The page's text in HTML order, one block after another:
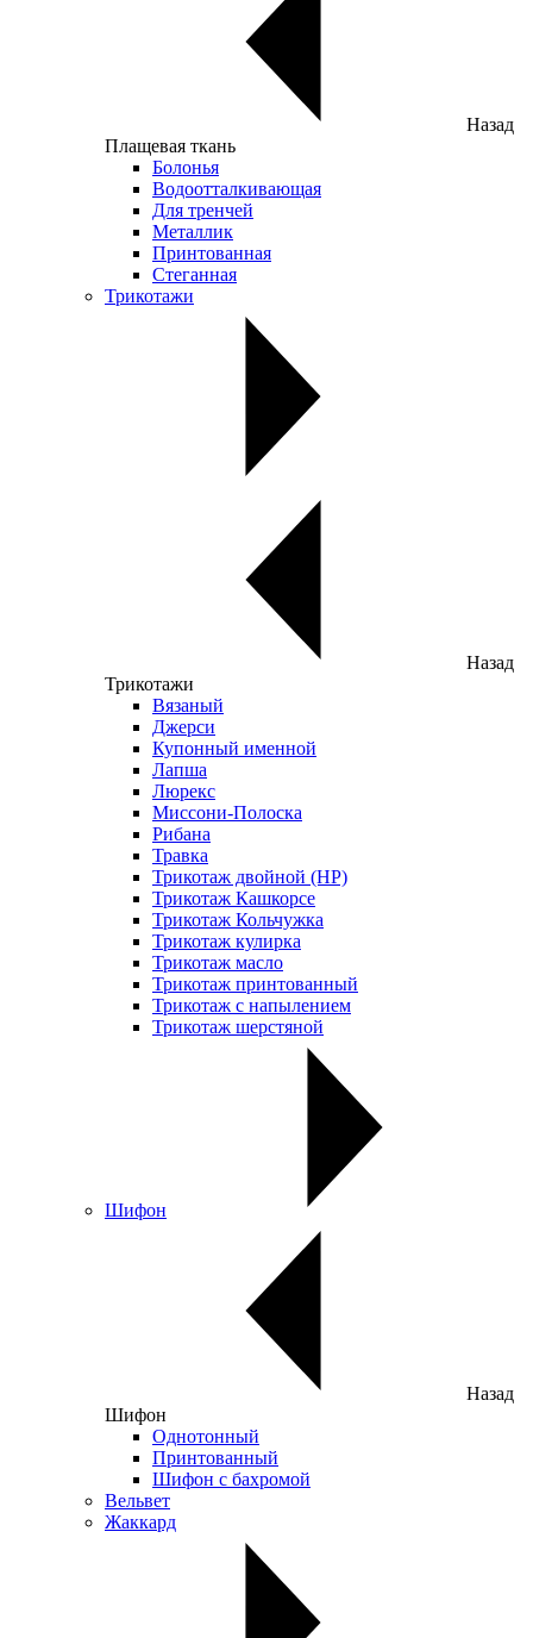
Назад
Плащевая ткань
Болонья
Водоотталкивающая
Для тренчей
Металлик
Принтованная
Стеганная
Трикотажи
Назад
Трикотажи
Вязаный
Джерси
Купонный именной
Лапша
Люрекс
Миссони-Полоска
Рибана
Травка
Трикотаж двойной (НР)
Трикотаж Кашкорсе
Трикотаж Кольчужка
Трикотаж кулирка
Трикотаж масло
Трикотаж принтованный
Трикотаж с напылением
Трикотаж шерстяной
Шифон
Назад
Шифон
Однотонный
Принтованный
Шифон с бахромой
Вельвет
Жаккард